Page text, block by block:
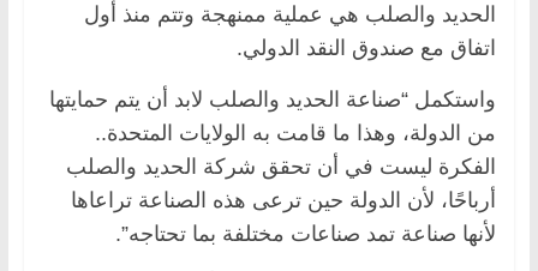
الحديد والصلب هي عملية ممنهجة وتتم منذ أول
اتفاق مع صندوق النقد الدولي.
واستكمل “صناعة الحديد والصلب لابد أن يتم حمايتها
من الدولة، وهذا ما قامت به الولايات المتحدة..
الفكرة ليست في أن تحقق شركة الحديد والصلب
أرباحًا، لأن الدولة حين ترعى هذه الصناعة تراعاها
لأنها صناعة تمد صناعات مختلفة بما تحتاجه”.